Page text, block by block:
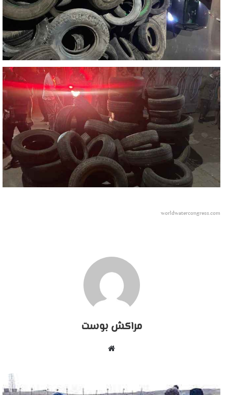
worldwatercongress.com
مراكش بوست